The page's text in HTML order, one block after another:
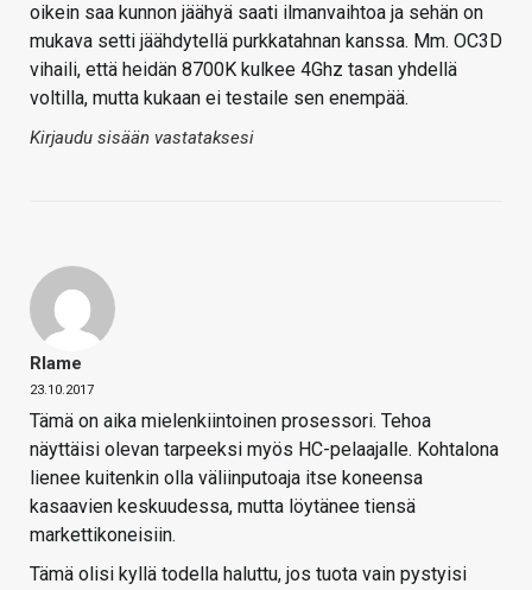
oikein saa kunnon jäähyä saati ilmanvaihtoa ja sehän on
mukava setti jäähdytellä purkkatahnan kanssa. Mm. OC3D
vihaili, että heidän 8700K kulkee 4Ghz tasan yhdellä
voltilla, mutta kukaan ei testaile sen enempää.
Kirjaudu sisään vastataksesi
Rlame
23.10.2017
Tämä on aika mielenkiintoinen prosessori. Tehoa
näyttäisi olevan tarpeeksi myös HC-pelaajalle. Kohtalona
lienee kuitenkin olla väliinputoaja itse koneensa
kasaavien keskuudessa, mutta löytänee tiensä
markettikoneisiin.
Tämä olisi kyllä todella haluttu, jos tuota vain pystyisi